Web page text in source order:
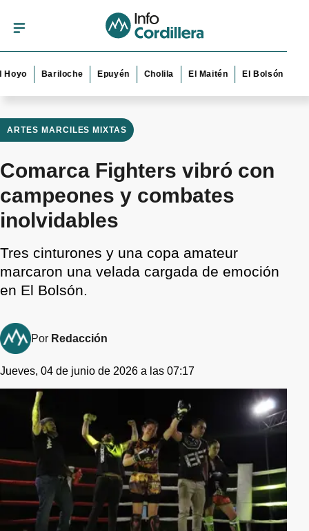
Bariloche Epuyén Cholila El Maitén El Bolsón Esquel
ARTES MARCILES MIXTAS
Comarca Fighters vibró con
campeones y combates
inolvidables
Tres cinturones y una copa amateur
marcaron una velada cargada de emoción
en El Bolsón.
Por Redacción
Jueves, 04 de junio de 2026 a las 07:17